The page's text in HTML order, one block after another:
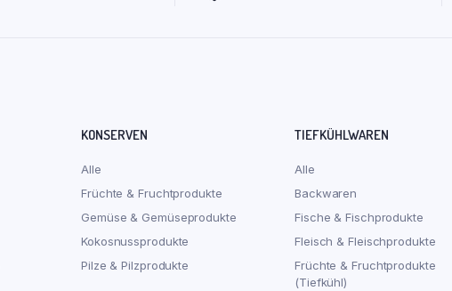
KONSERVEN
Alle
Früchte & Fruchtprodukte
Gemüse & Gemüseprodukte
Kokosnussprodukte
Pilze & Pilzprodukte
TIEFKÜHLWAREN
Alle
Backwaren
Fische & Fischprodukte
Fleisch & Fleischprodukte
Früchte & Fruchtprodukte
(Tiefkühl)